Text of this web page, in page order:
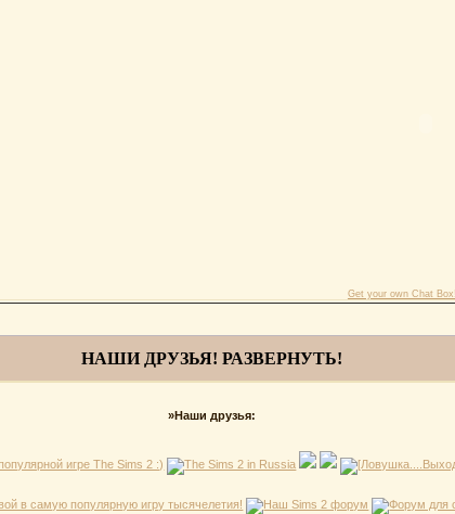
Get your own Chat Box!
НАШИ ДРУЗЬЯ! РАЗВЕРНУТЬ!
»Наши друзья: